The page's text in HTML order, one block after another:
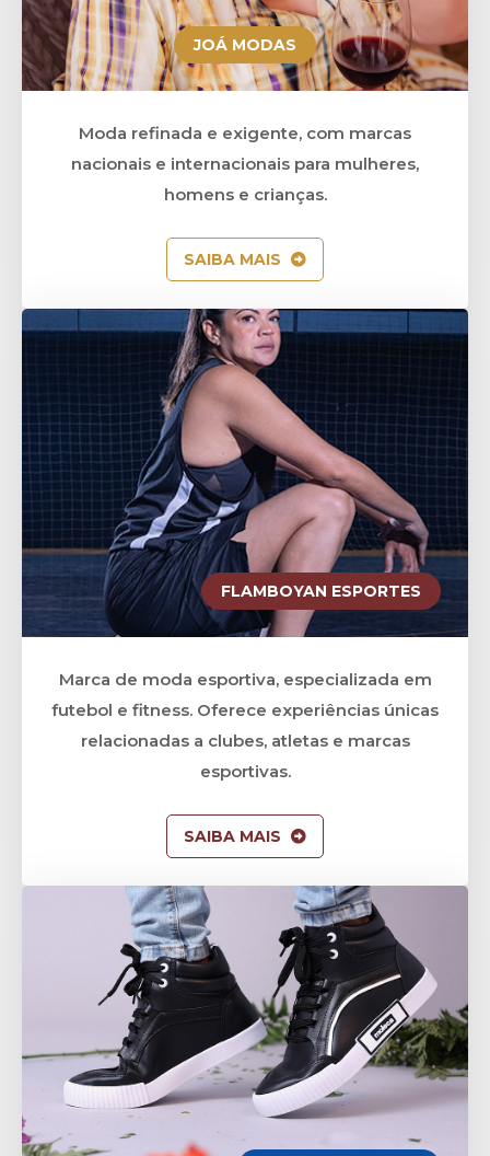
JOÁ MODAS
Moda refinada e exigente, com marcas
nacionais e internacionais para mulheres,
homens e crianças.
SAIBA MAIS
FLAMBOYAN ESPORTES
Marca de moda esportiva, especializada em
futebol e fitness. Oferece experiências únicas
relacionadas a clubes, atletas e marcas
esportivas.
SAIBA MAIS